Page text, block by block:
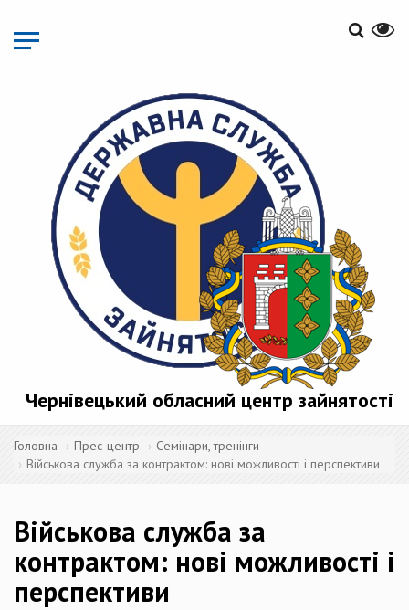
основного
матеріалу
Чернівецький обласний центр зайнятості
Головна Прес-центр
Семінари, тренінги
Військова служба за контрактом: нові можливості і перспективи
Військова служба за
контрактом: нові можливості і
перспективи